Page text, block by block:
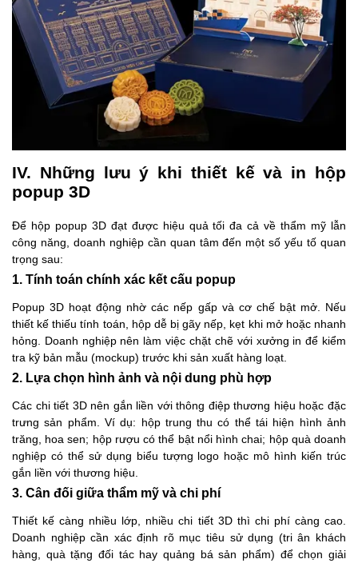
IV. Những lưu ý khi thiết kế và in hộp
popup 3D
Để hộp popup 3D đạt được hiệu quả tối đa cả về thẩm mỹ lẫn
công năng, doanh nghiệp cần quan tâm đến một số yếu tố quan
trọng sau:
1. Tính toán chính xác kết cấu popup
Popup 3D hoạt động nhờ các nếp gấp và cơ chế bật mở. Nếu
thiết kế thiếu tính toán, hộp dễ bị gãy nếp, kẹt khi mở hoặc nhanh
hỏng. Doanh nghiệp nên làm việc chặt chẽ với xưởng in để kiểm
tra kỹ bản mẫu (mockup) trước khi sản xuất hàng loạt.
2. Lựa chọn hình ảnh và nội dung phù hợp
Các chi tiết 3D nên gắn liền với thông điệp thương hiệu hoặc đặc
trưng sản phẩm. Ví dụ: hộp trung thu có thể tái hiện hình ảnh
trăng, hoa sen; hộp rượu có thể bật nổi hình chai; hộp quà doanh
nghiệp có thể sử dụng biểu tượng logo hoặc mô hình kiến trúc
gắn liền với thương hiệu.
3. Cân đối giữa thẩm mỹ và chi phí
Thiết kế càng nhiều lớp, nhiều chi tiết 3D thì chi phí càng cao.
Doanh nghiệp cần xác định rõ mục tiêu sử dụng (tri ân khách
hàng, quà tặng đối tác hay quảng bá sản phẩm) để chọn giải